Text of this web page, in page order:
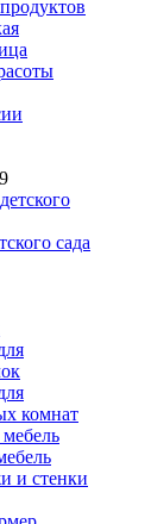
сада
комнат
и стенки